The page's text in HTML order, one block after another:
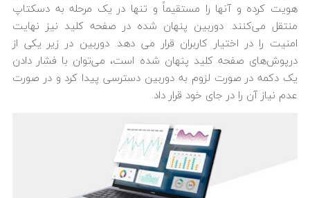
هویت کرده و آنها را مستقیماً و تنها در یک مرحله به دسکتاپ
منتقل می‌کنند. دوربین پنهان شده در صفحه کلید نیز نهایت
امنیت را در اختیار کاربران قرار می دهد. دوربین در زیر یکی از
درپوش‌های صفحه کلید پنهان شده است، می‌توان با فشار دادن
یک دکمه در صورت لزوم به دوربین دسترسی پیدا کرد و در صورت
عدم نیاز آن را در جای خود قرار داد.